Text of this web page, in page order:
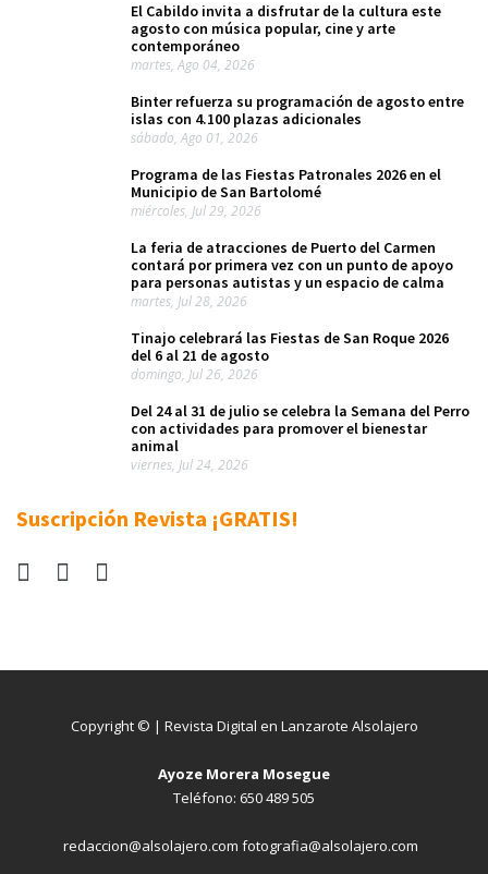
El Cabildo invita a disfrutar de la cultura este
agosto con música popular, cine y arte
contemporáneo
martes, Ago 04, 2026
Binter refuerza su programación de agosto entre
islas con 4.100 plazas adicionales
sábado, Ago 01, 2026
Programa de las Fiestas Patronales 2026 en el
Municipio de San Bartolomé
miércoles, Jul 29, 2026
La feria de atracciones de Puerto del Carmen
contará por primera vez con un punto de apoyo
para personas autistas y un espacio de calma
martes, Jul 28, 2026
Tinajo celebrará las Fiestas de San Roque 2026
del 6 al 21 de agosto
domingo, Jul 26, 2026
Del 24 al 31 de julio se celebra la Semana del Perro
con actividades para promover el bienestar
animal
viernes, Jul 24, 2026
Suscripción Revista ¡GRATIS!
Copyright © | Revista Digital en Lanzarote Alsolajero
Ayoze Morera Mosegue
Teléfono: 650 489 505
redaccion@alsolajero.com fotografia@alsolajero.com